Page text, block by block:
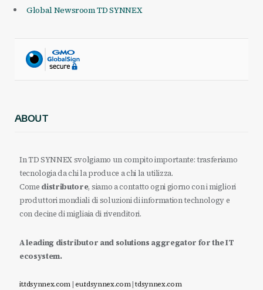
Global Newsroom TD SYNNEX
ABOUT
In TD SYNNEX svolgiamo un compito importante: trasferiamo
tecnologia da chi la produce a chi la utilizza.
Come distributore, siamo a contatto ogni giorno con i migliori
produttori mondiali di soluzioni di information technology e
con decine di migliaia di rivenditori.
A leading distributor and solutions aggregator for the IT
ecosystem.
it.tdsynnex.com|eu.tdsynnex.com|tdsynnex.com